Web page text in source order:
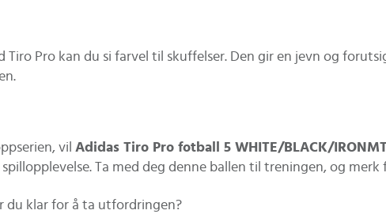
Tiro Pro kan du si farvel til skuffelser. Den gir en jevn og
vil Adidas Tiro Pro fotball 5 WHITE/BLACK/
Ta med deg denne ballen til treningen, og merk
du klar for å ta utfordringen?